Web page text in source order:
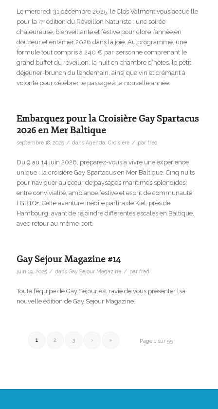
Le mercredi 31 décembre 2025, le Clos Valmont vous accueille
pour la 4ᵉ édition du Réveillon Naturiste : une soirée
chaleureuse, bienveillante et festive pour clore l’année en
douceur et entamer 2026 dans la joie. Au programme, une
formule tout compris à 240 € par personne comprenant le
grand buffet du réveillon, la nuit en chambre d’hôtes, le petit
déjeuner-brunch du lendemain, ainsi que vin et crémant à
volonté pour célébrer le passage à la nouvelle année.
Embarquez pour la Croisière Gay Spartacus
2026 en Mer Baltique
septembre 18, 2025 / dans Agenda Croisière / par fred
Du 9 au 14 juin 2026, préparez-vous à vivre une expérience
unique : la croisière Gay Spartacus en Mer Baltique. Cinq nuits
pour naviguer au cœur de paysages maritimes splendides,
entre convivialité, ambiance festive et esprit de communauté
LGBTQ+. Cette aventure inédite partira de Kiel, près de
Hambourg, avant de rejoindre différentes escales en Baltique,
avec retour au même port.
Gay Sejour Magazine #14
juin 19, 2025 / dans Gay Sejour Magazine / par fred
Toute l’équipe de Gay Sejour est ravie de vous présenter lsa
nouvelle édition de Gay Sejour Magazine.
Page 1 sur 55
1 2 3 › »